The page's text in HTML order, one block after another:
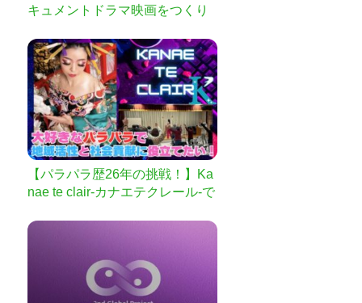
キュメントドラマ映画をつくり
【パラパラ歴26年の挑戦！】Ka
nae te clair-カナエテクレール-で